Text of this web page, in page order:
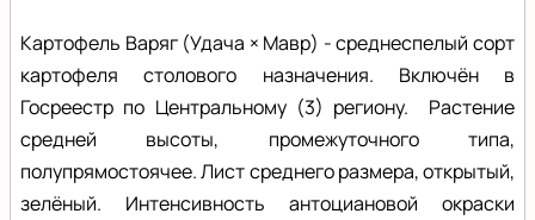
Картофель Варяг (Удача × Мавр) - среднеспелый сорт
картофеля столового назначения. Включён в
Госреестр по Центральному (3) региону. Растение
средней высоты, промежуточного типа,
полупрямостоячее. Лист среднего размера, открытый,
зелёный. Интенсивность антоциановой окраски